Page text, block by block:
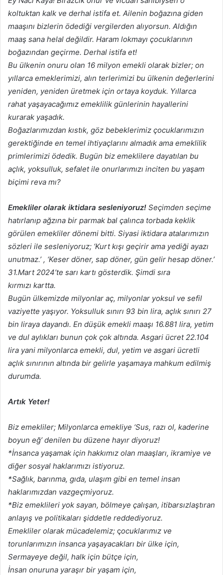
koltuktan kalk ve derhal istifa et. Ailenin boğazına giden
maaşını bizlerin ödediği vergilerden alıyorsun. Aldığın
maaş sana helal değildir. Haram lokmayı çocuklarının
boğazından geçirme. Derhal istifa et!
Bu ülkenin onuru olan 16 milyon emekli olarak bizler; on
yıllarca emeklerimizi, alın terlerimizi bu ülkenin değerlerini
yeniden, yeniden üretmek için ortaya koyduk. Yıllarca
rahat yaşayacağımız emeklilik günlerinin hayallerini
kurarak yaşadık.
Boğazlarımızdan kıstık, göz bebeklerimiz çocuklarımızın
gerektiğinde en temel ihtiyaçlarını almadık ama emeklilik
primlerimizi ödedik. Bugün biz emeklilere dayatılan bu
açlık, yoksulluk, sefalet ile onurlarımızı inciten bu yaşam
biçimi reva mı?
Emekliler olarak iktidara sesleniyoruz! Seçimden seçime
hatırlanıp ağzına bir parmak bal çalınca torbada keklik
görülen emekliler dönemi bitti. Siyasi iktidara atalarımızın
sözleri ile sesleniyoruz; ‘Kurt kışı geçirir ama yediği ayazı
unutmaz.’ , ‘Keser döner, sap döner, gün gelir hesap döner.’
31.Mart 2024’te sarı kartı gösterdik. Şimdi sıra
kırmızı kartta.
Bugün ülkemizde milyonlar aç, milyonlar yoksul ve sefil
vaziyette yaşıyor. Yoksulluk sınırı 93 bin lira, açlık sınırı 27
bin liraya dayandı. En düşük emekli maaşı 16.881 lira, yetim
ve dul aylıkları bunun çok çok altında. Asgari ücret 22.104
lira yani milyonlarca emekli, dul, yetim ve asgari ücretli
açlık sınırının altında bir gelirle yaşamaya mahkum edilmiş
durumda.
Artık Yeter!
Biz emekliler; Milyonlarca emekliye ‘Sus, razı ol, kaderine
boyun eğ’ denilen bu düzene hayır diyoruz!
*İnsanca yaşamak için hakkımız olan maaşları, ikramiye ve
diğer sosyal haklarımızı istiyoruz.
*Sağlık, barınma, gıda, ulaşım gibi en temel insan
haklarımızdan vazgeçmiyoruz.
*Biz emeklileri yok sayan, bölmeye çalışan, itibarsızlaştıran
anlayış ve politikaları şiddetle reddediyoruz.
Emekliler olarak mücadelemiz; çocuklarımız ve
torunlarımızın insanca yaşayacakları bir ülke için,
Sermayeye değil, halk için bütçe için,
İnsan onuruna yaraşır bir yaşam için,